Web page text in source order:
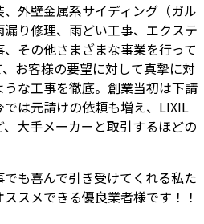
外壁金属系サイディング（ガル
り修理、雨どい工事、エクステ
その他さまざまな事業を行って
お客様の要望に対して真摯に対
な工事を徹底。創業当初は下請
は元請けの依頼も増え、LIXIL
大手メーカーと取引するほどの
も喜んで引き受けてくれる私た
スメできる優良業者様です！！